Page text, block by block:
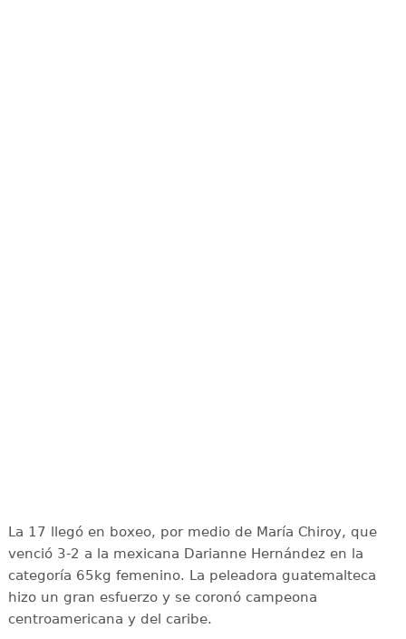
La 17 llegó en boxeo, por medio de María Chiroy, que
venció 3-2 a la mexicana Darianne Hernández en la
categoría 65kg femenino. La peleadora guatemalteca
hizo un gran esfuerzo y se coronó campeona
centroamericana y del caribe.